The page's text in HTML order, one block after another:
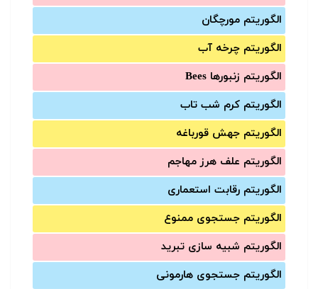
الگوریتم مورچگان
الگوریتم چرخه آب
الگوریتم زنبورها Bees
الگوریتم کرم شب تاب
الگوریتم جهش قورباغه
الگوریتم علف هرز مهاجم
الگوریتم رقابت استعماری
الگوریتم جستجوی ممنوع
الگوریتم شبیه سازی تبرید
الگوریتم جستجوی هارمونی